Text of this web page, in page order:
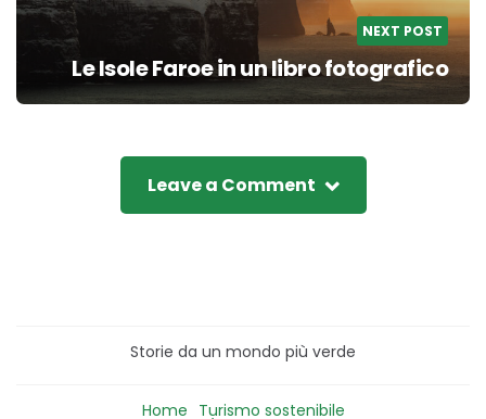
NEXT POST
Le Isole Faroe in un libro fotografico
Leave a Comment
Storie da un mondo più verde
Home Turismo sostenibile